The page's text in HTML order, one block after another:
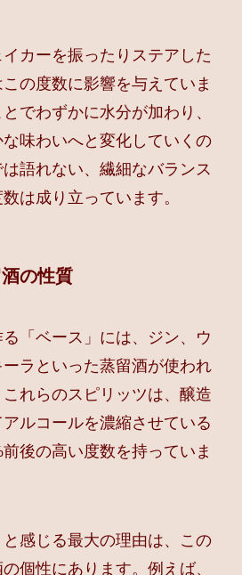
カーを振ったりステアした
の度数に影響を与えていま
でわずかに水分が加わり、
味わいへと変化していくの
語れない、繊細なバランス
は成り立っています。
の性質
「ベース」には、ジン、ウ
ラといった蒸留酒が使われ
れらのスピリッツは、醸造
ルコールを濃縮させている
後の高い度数を持っていま
と感じる最大の理由は、この
個性にあります。例えば、